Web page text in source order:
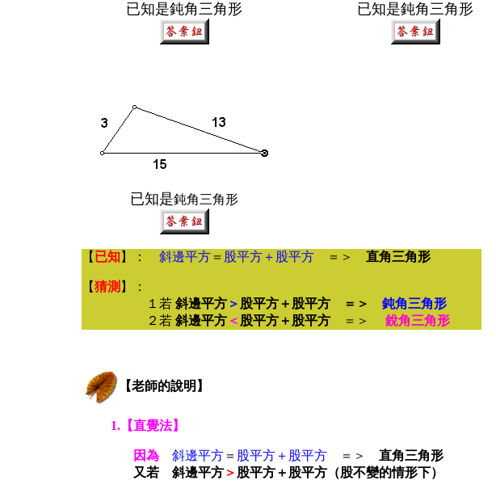
已知是鈍角三角形 已知是鈍角三角形
已知是鈍角三角形
【 已知】： 斜邊平方 ＝ 股平方＋股平方 ＝＞ 直角三角形
【猜測 】：
１若 斜邊平方 ＞ 股平方＋股平方 ＝＞ 鈍角三角形
２若 斜邊平方 ＜ 股平方＋股平方 ＝＞ 銳角三角形
【老師的說明】
1.【直覺法】
因為 斜邊平方 ＝ 股平方＋股平方 ＝＞ 直角三角形
又若 斜邊平方 ＞ 股平方＋股平方（股不變的情形下）